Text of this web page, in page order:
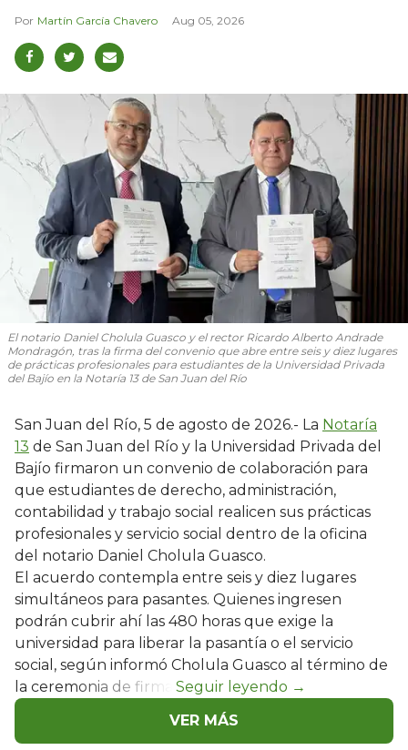
Martín García Chavero Aug 05, 2026
El notario Daniel Cholula Guasco y el rector Ricardo Alberto Andrade
Mondragón, tras la firma del convenio que abre entre seis y diez lugares
de prácticas profesionales para estudiantes de la Universidad Privada
del Bajío en la Notaría 13 de San Juan del Río
San Juan del Río, 5 de agosto de 2026.- La Notaría
13 de San Juan del Río y la Universidad Privada del
Bajío firmaron un convenio de colaboración para
que estudiantes de derecho, administración,
contabilidad y trabajo social realicen sus prácticas
profesionales y servicio social dentro de la oficina
del notario Daniel Cholula Guasco.
El acuerdo contempla entre seis y diez lugares
simultáneos para pasantes. Quienes ingresen
podrán cubrir ahí las 480 horas que exige la
universidad para liberar la pasantía o el servicio
social, según informó Cholula Guasco al término de
la ceremonia de firma.
VER MÁS